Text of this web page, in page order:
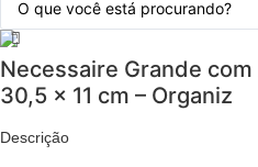
Necessaire Grande
30,5 x 11 cm – Organiz
Descrição